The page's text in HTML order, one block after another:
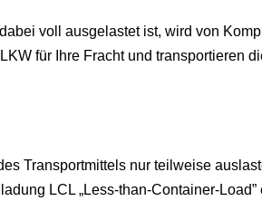
voll ausgelastet ist, wird von
für Ihre Fracht und transportieren
Transportmittels nur teilweise
LCL „Less-than-Container-Load”